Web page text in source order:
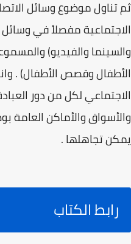
ثم تناول موضوع وسائل
الاجتماعية مفصلاً في وسائل
والسينما والفيديو)
الأطفال وقصص الأطفال) .
الاجتماعي لكل من دور
والأسواق والأماكن
يمكن تجاهلها .
رابط الكتاب